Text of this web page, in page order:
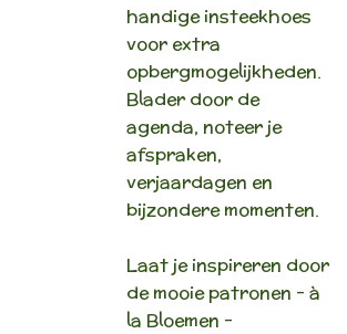
handige insteekhoes
voor extra
opbergmogelijkheden.
Blader door de
agenda, noteer je
afspraken,
verjaardagen en
bijzondere momenten.
Laat je inspireren door
de mooie patronen - à
la Bloemen -